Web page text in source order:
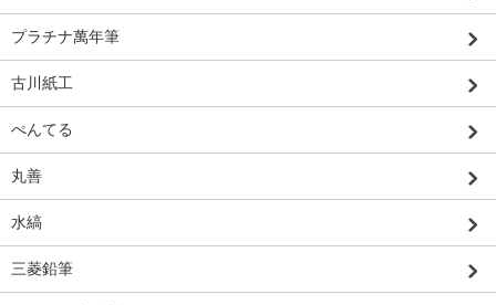
プラチナ萬年筆
古川紙工
ぺんてる
丸善
水縞
三菱鉛筆